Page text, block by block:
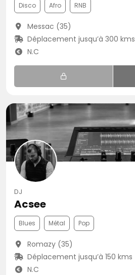
Disco Afro RNB
Messac (35)
Déplacement jusqu’à 300 kms
N.C
DJ
Acsee
Blues Métal Pop
Romazy (35)
Déplacement jusqu’à 150 kms
N.C